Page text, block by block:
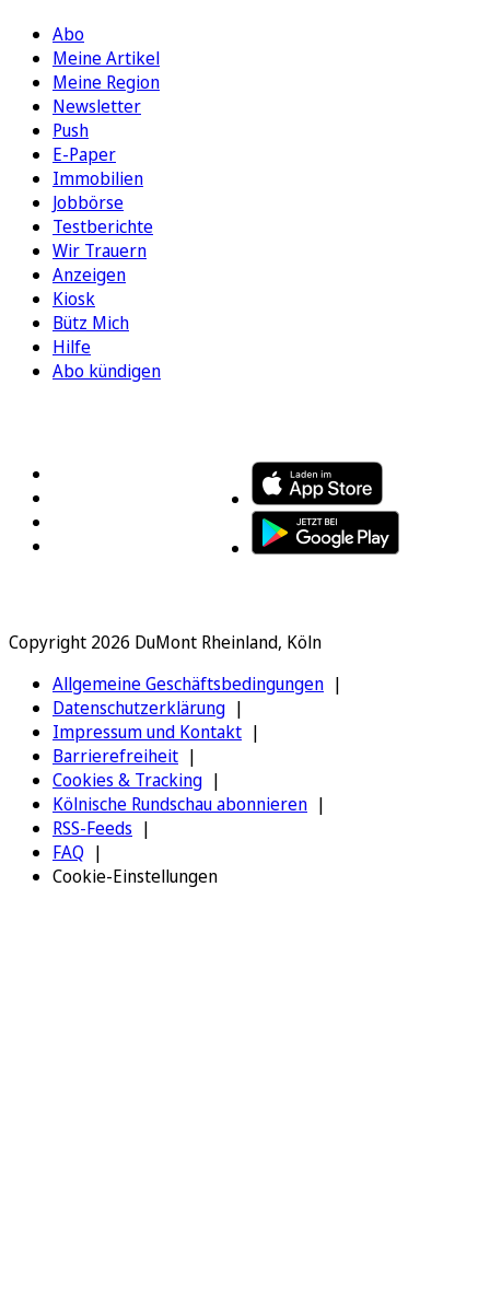
Abo
Meine Artikel
Meine Region
Newsletter
Push
E-Paper
Immobilien
Jobbörse
Testberichte
Wir Trauern
Anzeigen
Kiosk
Bütz Mich
Hilfe
Abo kündigen
Copyright 2026 DuMont Rheinland, Köln
Allgemeine Geschäftsbedingungen
Datenschutzerklärung
Impressum und Kontakt
Barrierefreiheit
Cookies & Tracking
Kölnische Rundschau abonnieren
RSS-Feeds
FAQ
Cookie-Einstellungen